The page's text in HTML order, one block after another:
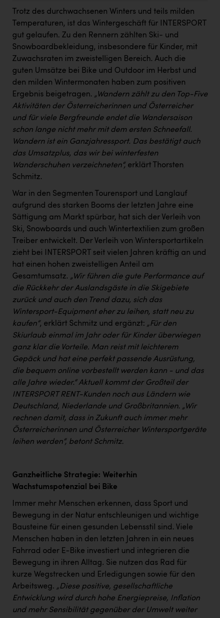
RE/MAX Welcome
Resch&Frisch
Ruderclub Wels
SCRI - Salzburg Cancer Research Institute
SCHMACHTL GmbH
Schwingshandl - automation technology gmbh
Seher + Partner
Smurfit Westrock Nettingsdorf
TCL
TGW Logistics
TRAILOMAT & Cycling Austria
VERITAS
Vier Diamanten
Wir besiegen Krebs
Wirtschaftskammer OÖ
ZGONC
ZULuft - Zukunft Luft Austria
z.l.ö.
Österreichisches Hebammengremium
Wirtschaftskammer OÖ Energiehandel
Dopgas
kunden basics
Trotz des durchwachsenen Winters und teils milden
Temperaturen, ist das Wintergeschäft für INTERSPORT
gut gelaufen. Zu den Rennern zählten Ski- und
Snowboardbekleidung, insbesondere für Kinder, mit
Zuwachsraten im zweistelligen Bereich. Auch die
guten Umsätze bei Bike und Outdoor im Herbst und
den milden Wintermonaten haben zum positiven
Ergebnis beigetragen. „Wandern zählt zu den Top-Five
Aktivitäten der Österreicherinnen und Österreicher
und für viele Bergfreunde endet die Wandersaison
schon lange nicht mehr mit dem ersten Schneefall.
Wandern ist ein Ganzjahressport. Das bestätigt auch
das Umsatzplus, das wir bei winterfesten
Wanderschuhen verzeichneten“, erklärt Thorsten
Schmitz.
War in den Segmenten Tourensport und Langlauf
aufgrund des starken Booms der letzten Jahre eine
Sättigung am Markt spürbar, hat sich der Verleih von
Ski, Snowboards und auch Wintertextilien zum großen
Treiber entwickelt. Der Verleih von Wintersportartikeln
zieht bei INTERSPORT seit vielen Jahren kräftig an und
hat einen hohen zweistelligen Anteil am
Gesamtumsatz. „Wir führen die gute Performance auf
die Rückkehr der Auslandsgäste in die Skigebiete
zurück und auch den Trend dazu, sich das
Wintersport-Equipment eher zu leihen, statt neu zu
kaufen“, erklärt Schmitz und ergänzt: „Für den
Skiurlaub einmal im Jahr oder für Kinder überwiegen
ganz klar die Vorteile. Man reist mit leichterem
Gepäck und hat eine perfekt passende Ausrüstung,
die bequem online vorbestellt werden kann - und das
alle Jahre wieder.“ Aktuell kommt der Großteil der
INTERSPORT RENT-Kunden noch aus Ländern wie
Deutschland, Niederlande und Großbritannien. „Wir
rechnen damit, dass in Zukunft auch immer mehr
Österreicherinnen und Österreicher Wintersportgeräte
leihen werden“, betont Schmitz.
Ganzheitliche Strategie: Weiterhin
Wachstumspotenzial bei Bike
Immer mehr Menschen erkennen, dass Sport und
Bewegung in der Natur entschleunigen und wichtige
Bausteine für einen gesunden Lebensstil sind. Viele
Menschen haben in den letzten Jahren in ein neues
Fahrrad oder E-Bike investiert und integrieren die
Bewegung in ihren Alltag. Sie nutzen das Rad für
kurze Wegstrecken und Erledigungen sowie für den
Arbeitsweg. „Diese positive, gesellschaftliche
Entwicklung wird durch hohe Energiepreise, Inflation
und mehr Sensibilität gegenüber der Umwelt weiter